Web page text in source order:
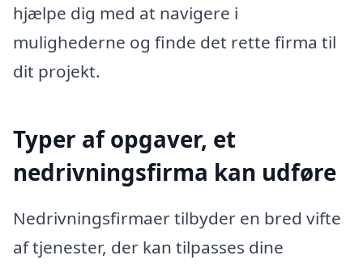
hjælpe dig med at navigere i
mulighederne og finde det rette firma til
dit projekt.
Typer af opgaver, et
nedrivningsfirma kan udføre
Nedrivningsfirmaer tilbyder en bred vifte
af tjenester, der kan tilpasses dine